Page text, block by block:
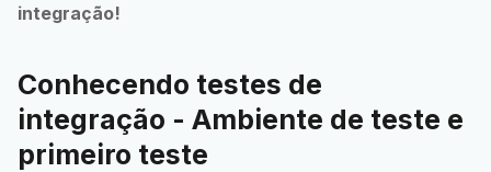
integração!
Conhecendo testes de
integração - Ambiente de teste e
primeiro teste